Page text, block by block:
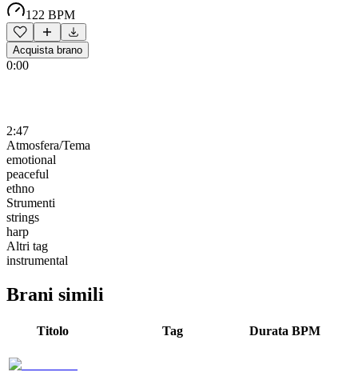
122 BPM
Acquista brano
0:00
2:47
Atmosfera/Tema
emotional
peaceful
ethno
Strumenti
strings
harp
Altri tag
instrumental
Brani simili
Titolo Tag Durata BPM